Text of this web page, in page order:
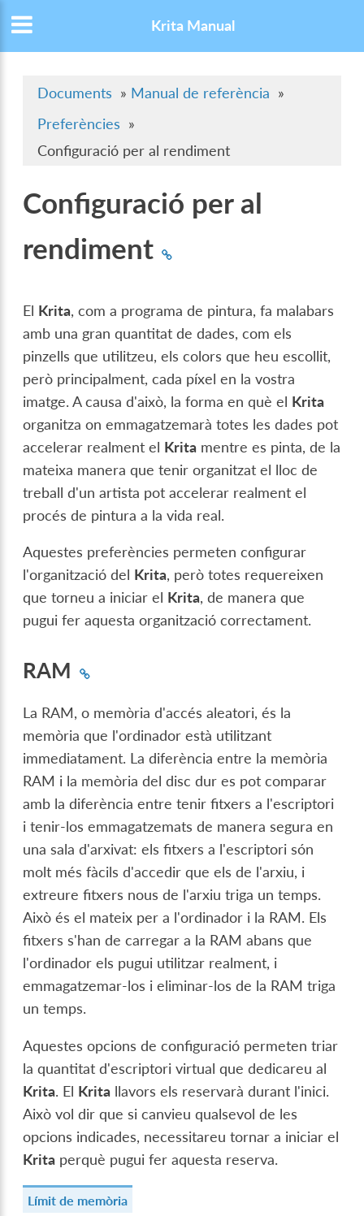
Krita Manual
Documents » Manual de referència »
Preferències »
Configuració per al rendiment
Configuració per al
rendiment
El Krita, com a programa de pintura, fa malabars
amb una gran quantitat de dades, com els
pinzells que utilitzeu, els colors que heu escollit,
però principalment, cada píxel en la vostra
imatge. A causa d'això, la forma en què el Krita
organitza on emmagatzemarà totes les dades pot
accelerar realment el Krita mentre es pinta, de la
mateixa manera que tenir organitzat el lloc de
treball d'un artista pot accelerar realment el
procés de pintura a la vida real.
Aquestes preferències permeten configurar
l'organització del Krita, però totes requereixen
que torneu a iniciar el Krita, de manera que
pugui fer aquesta organització correctament.
RAM
La RAM, o memòria d'accés aleatori, és la
memòria que l'ordinador està utilitzant
immediatament. La diferència entre la memòria
RAM i la memòria del disc dur es pot comparar
amb la diferència entre tenir fitxers a l'escriptori
i tenir-los emmagatzemats de manera segura en
una sala d'arxivat: els fitxers a l'escriptori són
molt més fàcils d'accedir que els de l'arxiu, i
extreure fitxers nous de l'arxiu triga un temps.
Això és el mateix per a l'ordinador i la RAM. Els
fitxers s'han de carregar a la RAM abans que
l'ordinador els pugui utilitzar realment, i
emmagatzemar-los i eliminar-los de la RAM triga
un temps.
Aquestes opcions de configuració permeten triar
la quantitat d'escriptori virtual que dedicareu al
Krita. El Krita llavors els reservarà durant l'inici.
Això vol dir que si canvieu qualsevol de les
opcions indicades, necessitareu tornar a iniciar el
Krita perquè pugui fer aquesta reserva.
Límit de memòria